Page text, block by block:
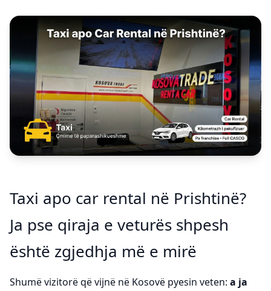
Taxi apo car rental në Prishtinë?
Ja pse qiraja e veturës shpesh
është zgjedhja më e mirë
Shumë vizitorë që vijnë në Kosovë pyesin veten: a ja